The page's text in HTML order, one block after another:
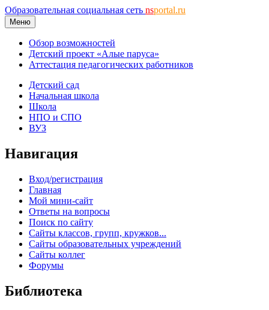
Образовательная социальная сеть nsportal.ru
Меню
Обзор возможностей
Детский проект «Алые паруса»
Аттестация педагогических работников
Детский сад
Начальная школа
Школа
НПО и СПО
ВУЗ
Навигация
Вход/регистрация
Главная
Мой мини-сайт
Ответы на вопросы
Поиск по сайту
Сайты классов, групп, кружков...
Сайты образовательных учреждений
Сайты коллег
Форумы
Библиотека